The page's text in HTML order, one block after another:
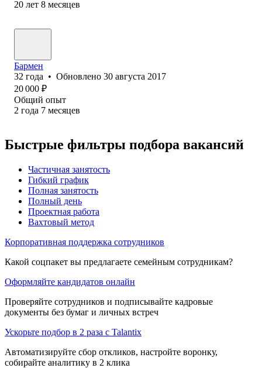
20 лет 8 месяцев
Бармен
32 года • Обновлено 30 августа 2017
20 000 ₽
Общий опыт
2 года 7 месяцев
Быстрые фильтры подбора вакансий
Частичная занятость
Гибкий график
Полная занятость
Полный день
Проектная работа
Вахтовый метод
Корпоративная поддержка сотрудников
Какой соцпакет вы предлагаете семейным сотрудникам?
Оформляйте кандидатов онлайн
Проверяйте сотрудников и подписывайте кадровые
документы без бумаг и личных встреч
Ускорьте подбор в 2 раза с Talantix
Автоматизируйте сбор откликов, настройте воронку,
собирайте аналитику в 2 клика